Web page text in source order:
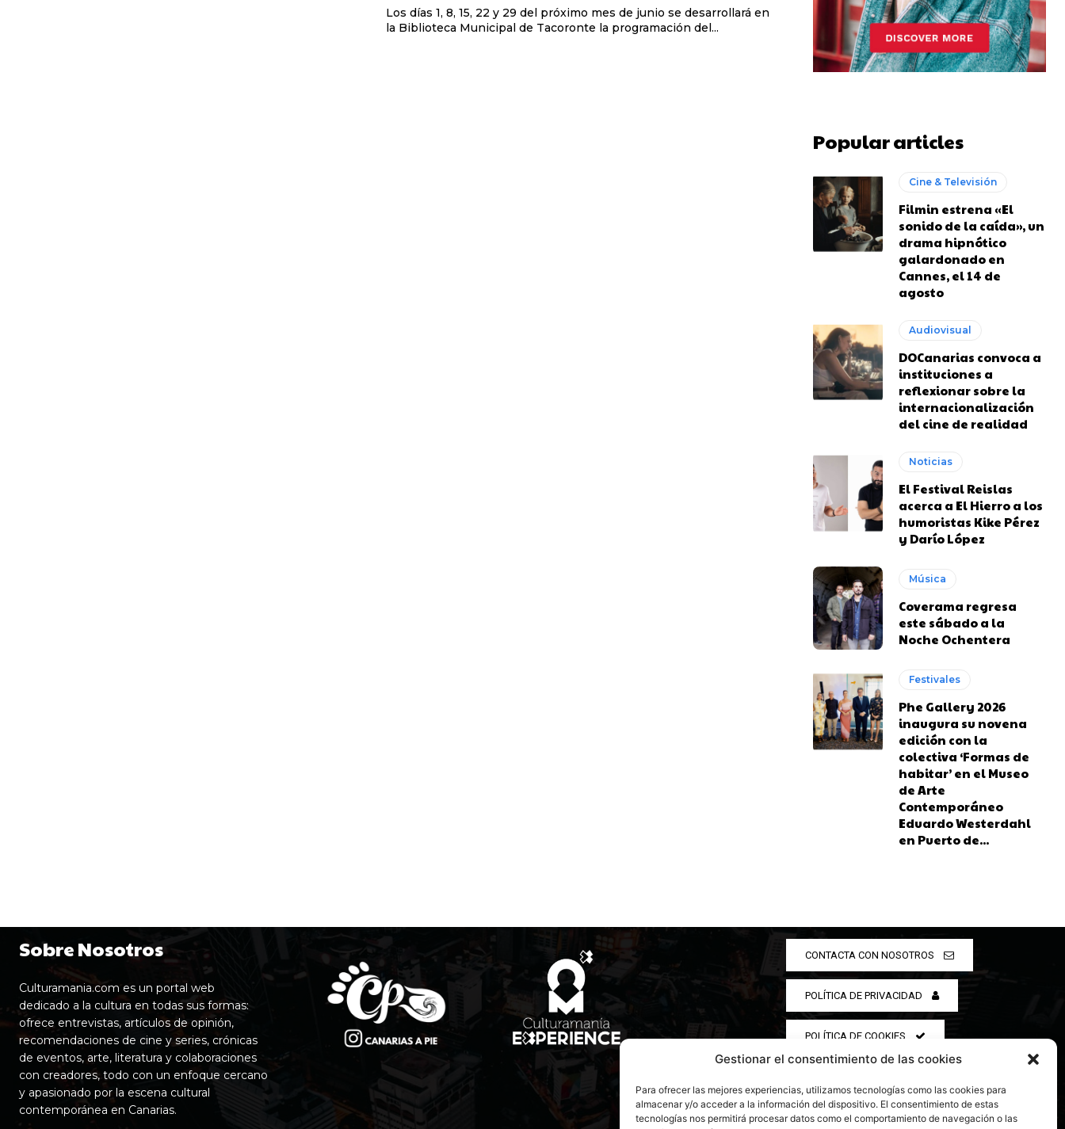
Gestionar el consentimiento de las cookies
Para ofrecer las mejores experiencias, utilizamos tecnologías como las cookies para
almacenar y/o acceder a la información del dispositivo. El consentimiento de estas
tecnologías nos permitirá procesar datos como el comportamiento de navegación o las
Los días 1, 8, 15, 22 y 29 del próximo mes de junio se desarrollará en
la Biblioteca Municipal de Tacoronte la programación del...
Popular articles
Cine & Televisión
Filmin estrena «El
sonido de la caída», un
drama hipnótico
galardonado en
Cannes, el 14 de
agosto
Audiovisual
DOCanarias convoca a
instituciones a
reflexionar sobre la
internacionalización
del cine de realidad
Noticias
El Festival Reislas
acerca a El Hierro a los
humoristas Kike Pérez
y Darío López
Música
Coverama regresa
este sábado a la
Noche Ochentera
Festivales
Phe Gallery 2026
inaugura su novena
edición con la
colectiva ‘Formas de
habitar’ en el Museo
de Arte
Contemporáneo
Eduardo Westerdahl
en Puerto de...
Sobre Nosotros
Culturamania.com es un portal web
dedicado a la cultura en todas sus formas:
ofrece entrevistas, artículos de opinión,
recomendaciones de cine y series, crónicas
de eventos, arte, literatura y colaboraciones
con creadores, todo con un enfoque cercano
y apasionado por la escena cultural
contemporánea en Canarias.
CONTACTA CON NOSOTROS
POLÍTICA DE PRIVACIDAD
POLÍTICA DE COOKIES